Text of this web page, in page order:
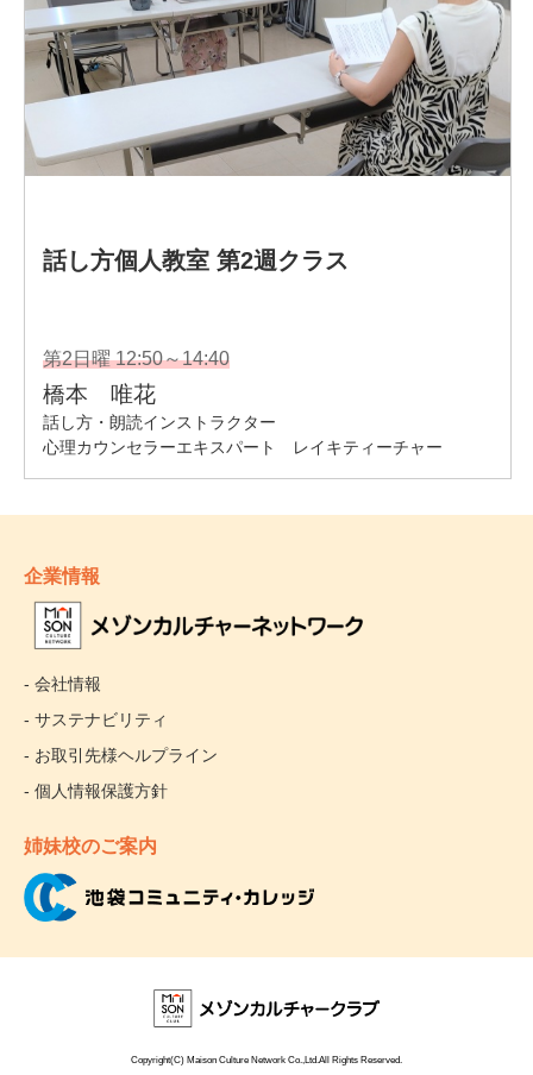
企業情報
- 会社情報
- サステナビリティ
- お取引先様ヘルプライン
- 個人情報保護方針
姉妹校のご案内
Copyright(C) Maison Culture Network Co.,Ltd.All Rights Reserved.